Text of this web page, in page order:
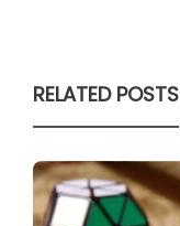
RELATED POSTS